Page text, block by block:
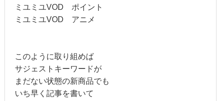
ミユミユVOD ポイント
ミユミユVOD アニメ
このように取り組めば
サジェストキーワードが
まだない状態の新商品でも
いち早く記事を書いて